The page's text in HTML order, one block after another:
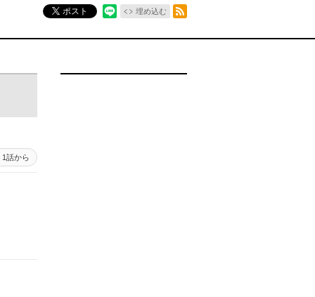
ポスト 埋め込む
1話から